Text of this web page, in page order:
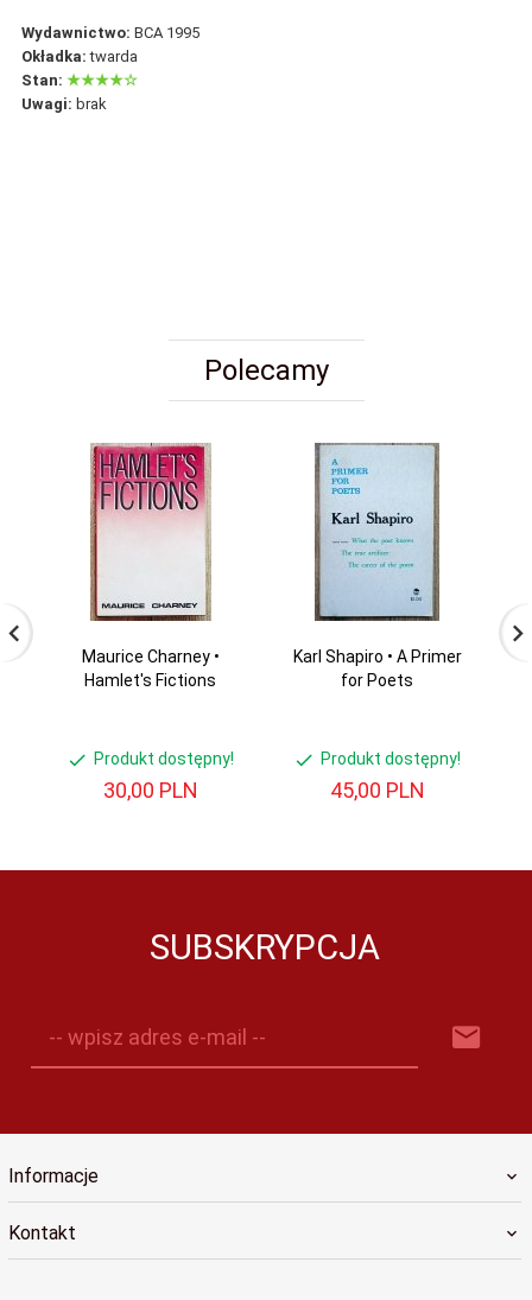
Wydawnictwo: BCA 1995
Okładka: twarda
Stan: ★★★★☆
Uwagi: brak
Polecamy
Maurice Charney •
Hamlet's Fictions
Produkt dostępny!
30,00 PLN
Karl Shapiro • A Primer
for Poets
Produkt dostępny!
45,00 PLN
SUBSKRYPCJA
-- wpisz adres e-mail --
Informacje
Kontakt